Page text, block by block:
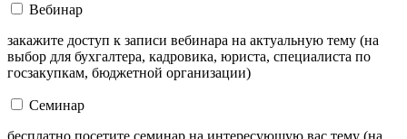
Вебинар
закажите доступ к записи вебинара на актуальную тему (на
выбор для бухгалтера, кадровика, юриста, специалиста по
госзакупкам, бюджетной организации)
Семинар
бесплатно посетите семинар на интересующую вас тему (на